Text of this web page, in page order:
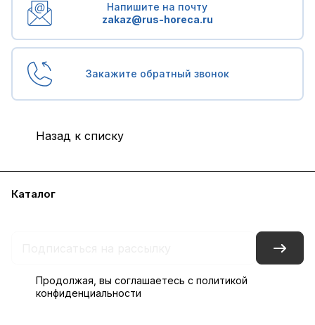
Напишите на почту
zakaz@rus-horeca.ru
Закажите обратный звонок
Назад к списку
Каталог
Продолжая, вы соглашаетесь с политикой
конфиденциальности